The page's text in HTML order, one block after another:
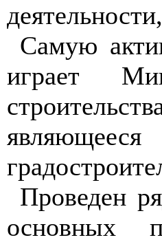
Самую
играет
Проведен
основных